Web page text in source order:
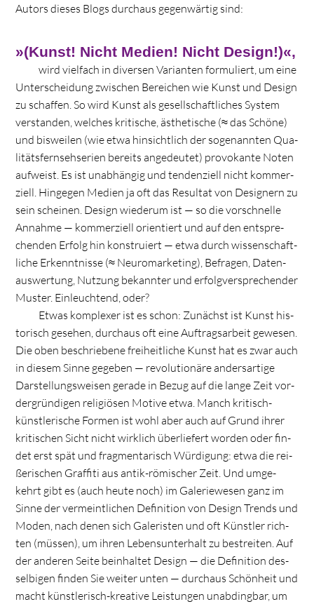
Autors die­ses Blogs durch­aus gegen­wär­tig sind:
»(Kunst! Nicht Medien! Nicht Design!)«,
wird viel­fach in diver­sen Vari­an­ten for­mu­liert, um eine
Unter­schei­dung zwi­schen Berei­chen wie Kunst und Design
zu schaf­fen. So wird Kunst als gesell­schaft­li­ches Sys­tem
ver­stan­den, wel­ches kri­ti­sche, ästhe­ti­sche (≈ das Schöne)
und bis­wei­len (wie etwa hin­sicht­lich der soge­nann­ten Qua­
li­täts­fern­seh­se­rien bereits ange­deu­tet) pro­vo­kante Noten
auf­weist. Es ist unab­hän­gig und ten­den­zi­ell nicht kom­mer­
zi­ell. Hin­ge­gen Medien ja oft das Resul­tat von Desi­gnern zu
sein schei­nen. Design wie­derum ist — so die vor­schnelle
Annahme — kom­mer­zi­ell ori­en­tiert und auf den ent­spre­
chen­den Erfolg hin kon­stru­iert — etwa durch wis­sen­schaft­
li­che Erkennt­nisse (≈ Neu­ro­mar­ke­ting), Befra­gen, Daten­
aus­wer­tung, Nut­zung bekann­ter und erfolg­ver­spre­chen­der
Mus­ter. Ein­leuch­tend, oder?
Etwas kom­ple­xer ist es schon: Zunächst ist Kunst his­
to­risch gese­hen, durch­aus oft eine Auf­trags­ar­beit gewe­sen.
Die oben beschrie­bene frei­heit­li­che Kunst hat es zwar auch
in die­sem Sinne gege­ben — revo­lu­tio­näre anders­ar­tige
Dar­stel­lungs­wei­sen gerade in Bezug auf die lange Zeit vor­
der­grün­di­gen reli­giö­sen Motive etwa. Manch kri­tisch-
künst­le­ri­sche For­men ist wohl aber auch auf Grund ihrer
kri­ti­schen Sicht nicht wirk­lich über­lie­fert wor­den oder fin­
det erst spät und frag­men­ta­risch Wür­di­gung: etwa die rei­
ße­ri­schen Graf­fiti aus antik-römi­scher Zeit. Und umge­
kehrt gibt es (auch heute noch) im Gale­rie­we­sen ganz im
Sinne der ver­meint­li­chen Defi­ni­tion von Design Trends und
Moden, nach denen sich Gale­ris­ten und oft Künst­ler rich­
ten (müs­sen), um ihren Lebens­un­ter­halt zu bestrei­ten. Auf
der ande­ren Seite beinhal­tet Design — die Defi­ni­tion des­
sel­bi­gen fin­den Sie wei­ter unten — durch­aus Schön­heit und
macht künst­le­risch-krea­tive Leis­tun­gen unab­ding­bar, um